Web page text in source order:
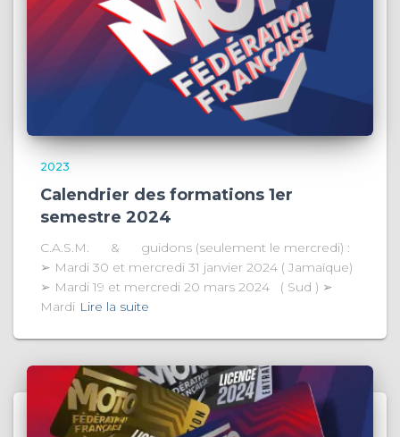
2023
Calendrier des formations 1er
semestre 2024
C.A.S.M. & guidons (seulement le mercredi) :
➢ Mardi 30 et mercredi 31 janvier 2024 ( Jamaïque)
➢ Mardi 19 et mercredi 20 mars 2024 ( Sud ) ➢
Mardi Lire la suite